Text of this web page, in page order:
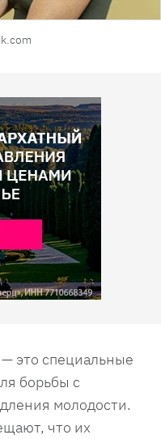
это специальные
борьбы с
молодости.
что их